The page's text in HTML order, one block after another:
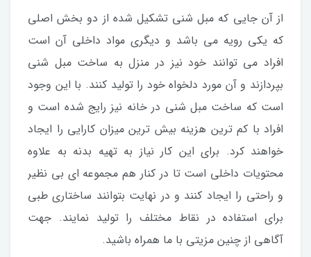
از آن جایی که مبل شنی تشکیل شده از دو بخش اصلی
که یکی رویه می باشد و دیگری مواد داخلی آن است
افراد می توانند خود نیز در منزل به ساخت مبل شنی
بپردازند و آن مورد دلخواه خود را تولید کنند. با این وجود
است که ساخت مبل شنی در خانه نیز رایج شده است و
افراد با کم ترین هزینه بیش ترین میزان کارایی را ایجاد
خواهند کرد. برای این کار نیاز به تهیه بدنه به علاوه
محتویات داخلی است تا در کنار هم مجموعه ای بی نظیر
و راحتی را ایجاد کنند و در نهایت بتوانند ساختاری طبی
برای استفاده در نقاط مختلف را تولید نمایند. جهت
آگاهی از چنین مزیتی با ما همراه باشید.